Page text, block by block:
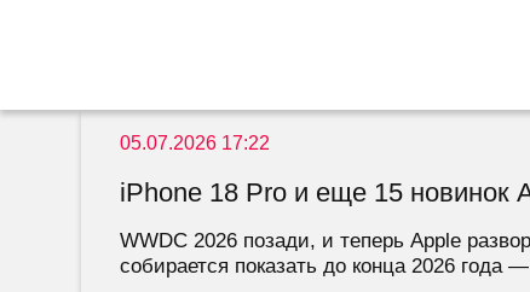
05.07.2026 17:22
iPhone 18 Pro и еще 15 новинок
WWDC 2026 позади, и теперь Apple
собирается показать до конца 2026 года